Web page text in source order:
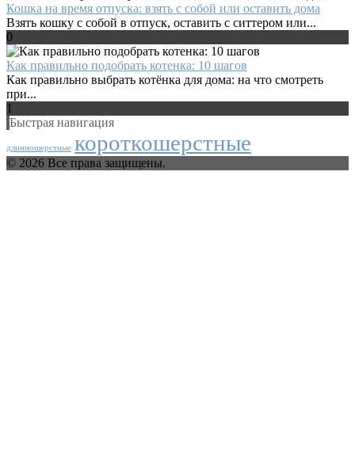
Кошка на время отпуска: взять с собой или оставить дома
Взять кошку с собой в отпуск, оставить с ситтером или...
0
Как правильно подобрать котенка: 10 шагов
Как правильно выбрать котёнка для дома: на что смотреть
при...
1
Быстрая навигация
длинношерстные короткошерстные
© 2026 Все права защищены.